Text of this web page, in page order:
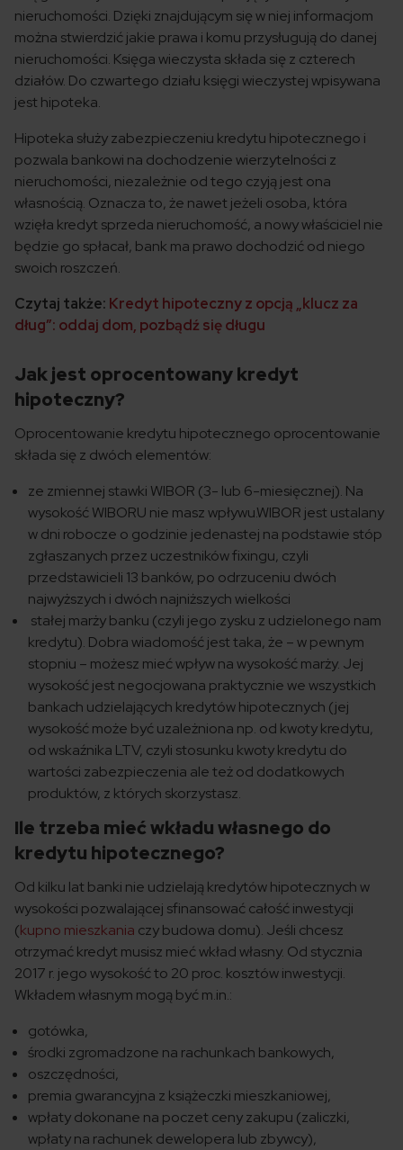
nieruchomości. Dzięki znajdującym się w niej informacjom
można stwierdzić jakie prawa i komu przysługują do danej
nieruchomości. Księga wieczysta składa się z czterech
działów. Do czwartego działu księgi wieczystej wpisywana
jest hipoteka.
Hipoteka służy zabezpieczeniu kredytu hipotecznego i
pozwala bankowi na dochodzenie wierzytelności z
nieruchomości, niezależnie od tego czyją jest ona
własnością. Oznacza to, że nawet jeżeli osoba, która
wzięła kredyt sprzeda nieruchomość, a nowy właściciel nie
będzie go spłacał, bank ma prawo dochodzić od niego
swoich roszczeń.
Czytaj także: Kredyt hipoteczny z opcją „klucz za
dług”: oddaj dom, pozbądź się długu
Jak jest oprocentowany kredyt
hipoteczny?
Oprocentowanie kredytu hipotecznego oprocentowanie
składa się z dwóch elementów:
ze zmiennej stawki WIBOR (3- lub 6-miesięcznej). Na
wysokość WIBORU nie masz wpływu.WIBOR jest ustalany
w dni robocze o godzinie jedenastej na podstawie stóp
zgłaszanych przez uczestników fixingu, czyli
przedstawicieli 13 banków, po odrzuceniu dwóch
najwyższych i dwóch najniższych wielkości
stałej marży banku (czyli jego zysku z udzielonego nam
kredytu). Dobra wiadomość jest taka, że – w pewnym
stopniu – możesz mieć wpływ na wysokość marży. Jej
wysokość jest negocjowana praktycznie we wszystkich
bankach udzielających kredytów hipotecznych (jej
wysokość może być uzależniona np. od kwoty kredytu,
od wskaźnika LTV, czyli stosunku kwoty kredytu do
wartości zabezpieczenia ale też od dodatkowych
produktów, z których skorzystasz.
Ile trzeba mieć wkładu własnego do
kredytu hipotecznego?
Od kilku lat banki nie udzielają kredytów hipotecznych w
wysokości pozwalającej sfinansować całość inwestycji
(kupno mieszkania czy budowa domu). Jeśli chcesz
otrzymać kredyt musisz mieć wkład własny. Od stycznia
2017 r. jego wysokość to 20 proc. kosztów inwestycji.
Wkładem własnym mogą być m.in.:
gotówka,
środki zgromadzone na rachunkach bankowych,
oszczędności,
premia gwarancyjna z książeczki mieszkaniowej,
wpłaty dokonane na poczet ceny zakupu (zaliczki,
wpłaty na rachunek dewelopera lub zbywcy),